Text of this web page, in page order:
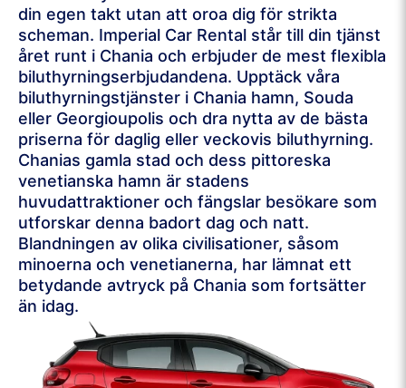
din egen takt utan att oroa dig för strikta
scheman. Imperial Car Rental står till din tjänst
året runt i Chania och erbjuder de mest flexibla
biluthyrningserbjudandena. Upptäck våra
biluthyrningstjänster i Chania hamn, Souda
eller Georgioupolis och dra nytta av de bästa
priserna för daglig eller veckovis biluthyrning.
Chanias gamla stad och dess pittoreska
venetianska hamn är stadens
huvudattraktioner och fängslar besökare som
utforskar denna badort dag och natt.
Blandningen av olika civilisationer, såsom
minoerna och venetianerna, har lämnat ett
betydande avtryck på Chania som fortsätter
än idag.